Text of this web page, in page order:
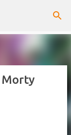
Morty